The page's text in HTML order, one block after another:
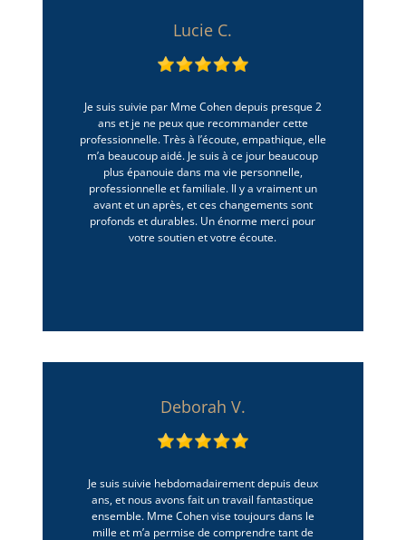
Lucie C.
Je suis suivie par Mme Cohen depuis presque 2
ans et je ne peux que recommander cette
professionnelle. Très à l’écoute, empathique, elle
m’a beaucoup aidé. Je suis à ce jour beaucoup
plus épanouie dans ma vie personnelle,
professionnelle et familiale. Il y a vraiment un
avant et un après, et ces changements sont
profonds et durables. Un énorme merci pour
votre soutien et votre écoute.
Deborah V.
Je suis suivie hebdomadairement depuis deux
ans, et nous avons fait un travail fantastique
ensemble. Mme Cohen vise toujours dans le
mille et m’a permise de comprendre tant de